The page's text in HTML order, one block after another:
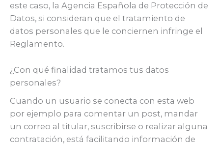
este caso, la Agencia Española de Protección de
Datos, si consideran que el tratamiento de
datos personales que le conciernen infringe el
Reglamento.
¿Con qué finalidad tratamos tus datos
personales?
Cuando un usuario se conecta con esta web
por ejemplo para comentar un post, mandar
un correo al titular, suscribirse o realizar alguna
contratación, está facilitando información de